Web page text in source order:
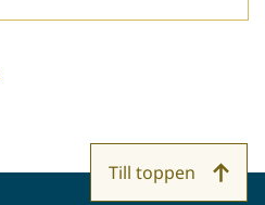
Till toppen